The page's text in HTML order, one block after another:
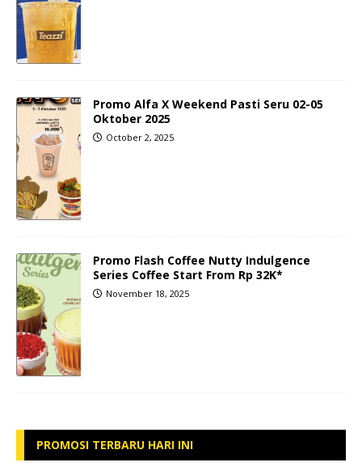
Promo Alfa X Weekend Pasti Seru 02-05
Oktober 2025
October 2, 2025
Promo Flash Coffee Nutty Indulgence
Series Coffee Start From Rp 32K*
November 18, 2025
PROMOSI TERBARU HARI INI